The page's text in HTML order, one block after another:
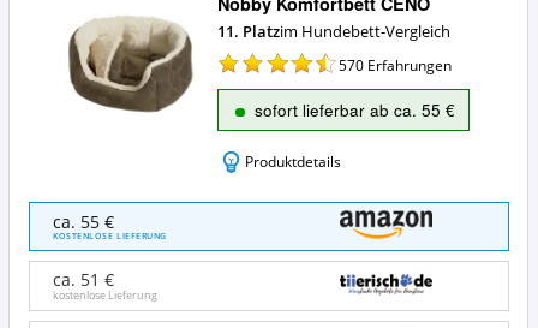
11. Platzim Hundebett-Vergleich
570 Erfahrungen
sofort lieferbar ab ca. 55 €
Produktdetails
Nobby
Komfortbett
CENO
Angebote:
ist
ca. 55 €
KOSTENLOSE LIEFERUNG
ca. 51 €
kostenlose Lieferung